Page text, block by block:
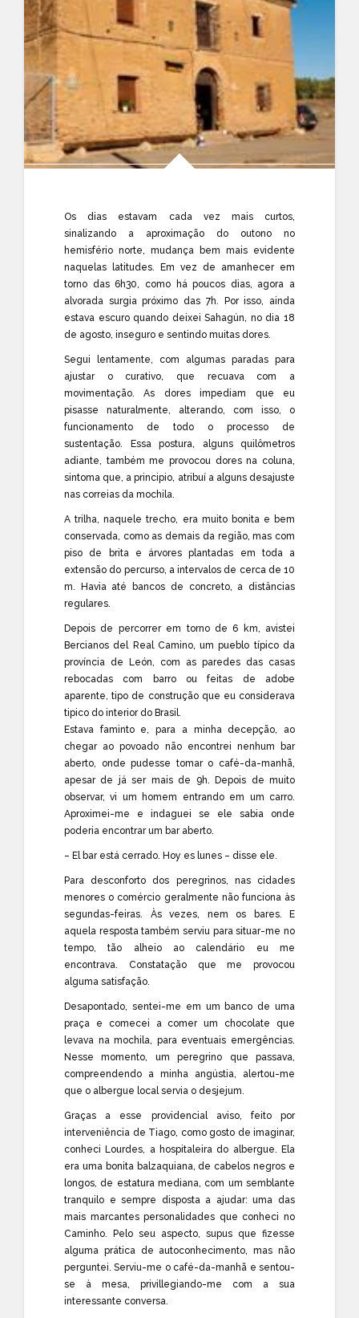
Os dias estavam cada vez mais curtos,
sinalizando a aproximação do outono no
hemisfério norte, mudança bem mais evidente
naquelas latitudes. Em vez de amanhecer em
torno das 6h30, como há poucos dias, agora a
alvorada surgia próximo das 7h. Por isso, ainda
estava escuro quando deixei Sahagún, no dia 18
de agosto, inseguro e sentindo muitas dores.
Segui lentamente, com algumas paradas para
ajustar o curativo, que recuava com a
movimentação. As dores impediam que eu
pisasse naturalmente, alterando, com isso, o
funcionamento de todo o processo de
sustentação. Essa postura, alguns quilômetros
adiante, também me provocou dores na coluna,
sintoma que, a principio, atribuí a alguns desajuste
nas correias da mochila.
A trilha, naquele trecho, era muito bonita e bem
conservada, como as demais da região, mas com
piso de brita e árvores plantadas em toda a
extensão do percurso, a intervalos de cerca de 10
m. Havia até bancos de concreto, a distâncias
regulares.
Depois de percorrer em torno de 6 km, avistei
Bercianos del Real Camino, um pueblo típico da
província de León, com as paredes das casas
rebocadas com barro ou feitas de adobe
aparente, tipo de construção que eu considerava
tipico do interior do Brasil.
Estava faminto e, para a minha decepção, ao
chegar ao povoado não encontrei nenhum bar
aberto, onde pudesse tomar o café-da-manhã,
apesar de já ser mais de 9h. Depois de muito
observar, vi um homem entrando em um carro.
Aproximei-me e indaguei se ele sabia onde
poderia encontrar um bar aberto.
– El bar está cerrado. Hoy es lunes – disse ele.
Para desconforto dos peregrinos, nas cidades
menores o comércio geralmente não funciona às
segundas-feiras. Às vezes, nem os bares. E
aquela resposta também serviu para situar-me no
tempo, tão alheio ao calendário eu me
encontrava. Constatação que me provocou
alguma satisfação.
Desapontado, sentei-me em um banco de uma
praça e comecei a comer um chocolate que
levava na mochila, para eventuais emergências.
Nesse momento, um peregrino que passava,
compreendendo a minha angústia, alertou-me
que o albergue local servia o desjejum.
Graças a esse providencial aviso, feito por
interveniência de Tiago, como gosto de imaginar,
conheci Lourdes, a hospitaleira do albergue. Ela
era uma bonita balzaquiana, de cabelos negros e
longos, de estatura mediana, com um semblante
tranquilo e sempre disposta a ajudar: uma das
mais marcantes personalidades que conheci no
Caminho. Pelo seu aspecto, supus que fizesse
alguma prática de autoconhecimento, mas não
perguntei. Serviu-me o café-da-manhã e sentou-
se à mesa, privillegiando-me com a sua
interessante conversa.